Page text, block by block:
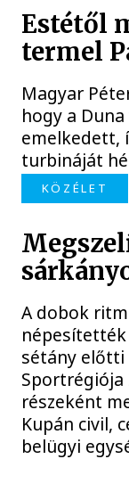
Estétől
termel
Magyar
hogy a
emelkedett,
turbináját
KÖZÉLET
A dobok
sétány előtti
részeként
Kupán civil,
belügyi